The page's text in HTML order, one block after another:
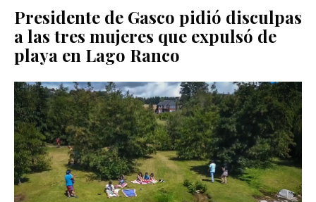
Presidente de Gasco pidió disculpas
a las tres mujeres que expulsó de
playa en Lago Ranco